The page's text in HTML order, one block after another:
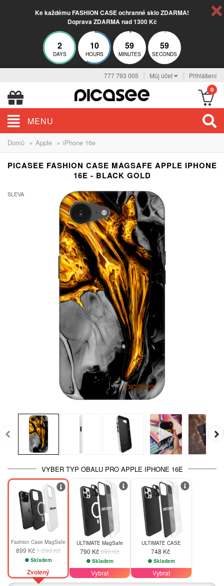
Ke každému FASHION CASE ochranné sklo ZDARMA!
Doprava ZDARMA nad 1300 Kč
2
DAYS
10
HOURS
59
MINUTES
58
SECONDS
777 793 005 Můj účet Přihlášení
0
MENU
Domů » Apple » iPhone 16e
PICASEE FASHION CASE MAGSAFE APPLE IPHONE
16E - BLACK GOLD
SLEVA
VYBER TYP OBALU PRO APPLE IPHONE 16E
-30%
Fashion Case MagSafe
899 Kč1 290 Kč
Skladem
Zvolený
-20%
ULTIMATE MagSafe
790 Kč990 Kč
Skladem
Vybrat
ULTIMATE CASE
748 Kč
Skladem
Vybrat